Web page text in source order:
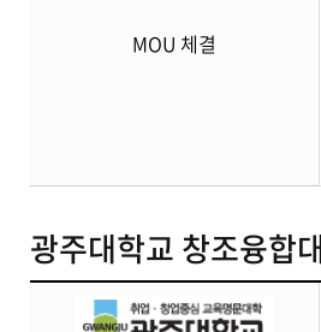
MOU 체결
광주대학교 창조융합